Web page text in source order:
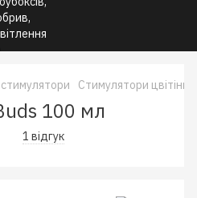
Стимулятори цвітіння
100 мл
1 відгук